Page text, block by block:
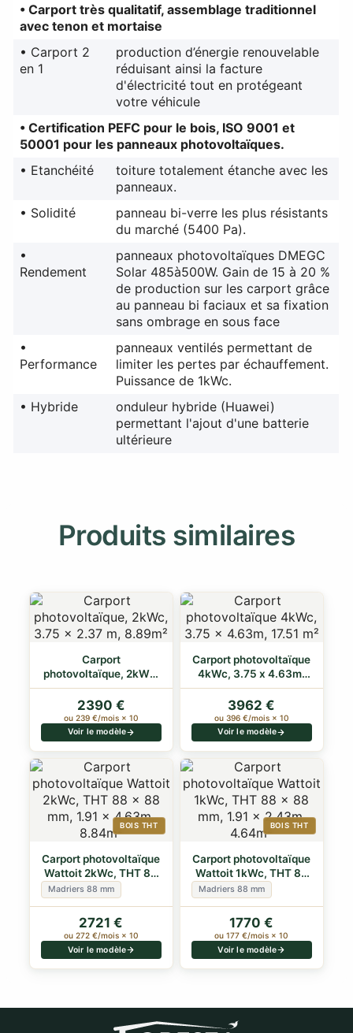
• Carport très qualitatif, assemblage traditionnel
avec tenon et mortaise
• Carport 2
en 1
production d’énergie renouvelable
réduisant ainsi la facture
d'électricité tout en protégeant
votre véhicule
• Certification PEFC pour le bois, ISO 9001 et
50001 pour les panneaux photovoltaïques.
• Etanchéité
toiture totalement étanche avec les
panneaux.
• Solidité
panneau bi-verre les plus résistants
du marché (5400 Pa).
•
Rendement
panneaux photovoltaïques DMEGC
Solar 485à500W. Gain de 15 à 20 %
de production sur les carport grâce
au panneau bi faciaux et sa fixation
sans ombrage en sous face
•
Performance
panneaux ventilés permettant de
limiter les pertes par échauffement.
Puissance de 1kWc.
• Hybride
onduleur hybride (Huawei)
permettant l'ajout d'une batterie
ultérieure
Produits similaires
Carport
photovoltaïque, 2kWc,
3.75 x 2.37 m, 8.89m²
2390 €
ou 239 €/mois × 10
Voir le modèle
Carport photovoltaïque
4kWc, 3.75 x 4.63m,
17.51 m²
3962 €
ou 396 €/mois × 10
Voir le modèle
BOIS THT
Carport photovoltaïque
Wattoit 2kWc, THT 88
x 88 mm,…
Madriers 88 mm
2721 €
ou 272 €/mois × 10
Voir le modèle
BOIS THT
Carport photovoltaïque
Wattoit 1kWc, THT 88
x 88 mm,…
Madriers 88 mm
1770 €
ou 177 €/mois × 10
Voir le modèle